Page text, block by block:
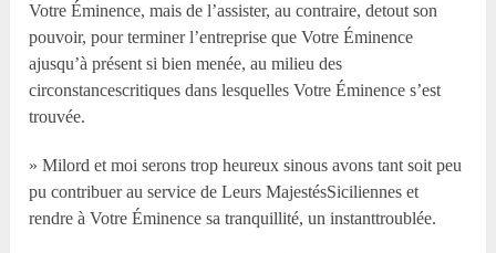
Votre Éminence, mais de l’assister, au contraire, detout son
pouvoir, pour terminer l’entreprise que Votre Éminence
ajusqu’à présent si bien menée, au milieu des
circonstancescritiques dans lesquelles Votre Éminence s’est
trouvée.
» Milord et moi serons trop heureux sinous avons tant soit peu
pu contribuer au service de Leurs MajestésSiciliennes et
rendre à Votre Éminence sa tranquillité, un instanttroublée.